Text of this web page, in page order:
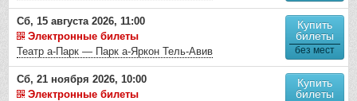
Сб, 15 августа 2026, 11:00
Электронные билеты
Театр а-Парк — Парк а-Яркон Тель-Авив
Купить
билеты
без мест
Сб, 21 ноября 2026, 10:00
Электронные билеты
Купить
билеты